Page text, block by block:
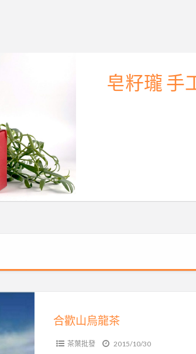
萊茵飾品
春茶批發
合歡山烏龍茶
茶葉批發 2015/10/30